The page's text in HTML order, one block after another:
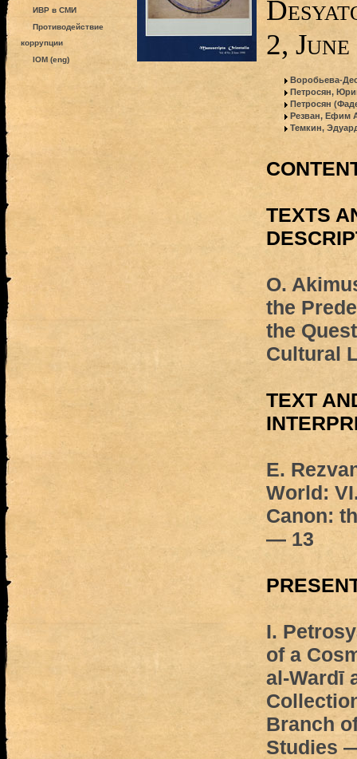
ИВР в СМИ
Противодействие
коррупции
IOM (eng)
2,
Воробьева-
Петросян,
Петросян
Резван, Ефим
Темкин,
TEXTS
O.
the
the
Cultural
TEXT
E.
World:
Canon:
— 13
I.
of a
al-Wardī
Branch
Studies